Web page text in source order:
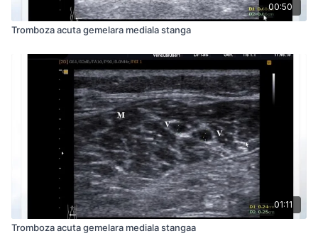
00:50
Tromboza acuta gemelara mediala stanga
01:11
Tromboza acuta gemelara mediala stangaa